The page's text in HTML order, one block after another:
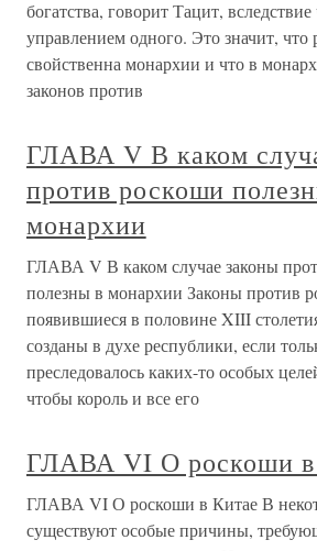
богатства, говорит Тацит,
управлением одного. Это значит, что
свойственна монархии и что в
законов против
ГЛАВА V В каком
против роскоши
монархии
ГЛАВА V В каком случае законы
полезны в монархии Законы против
появившиеся в половине XIII
созданы в духе республики, если
преследовалось каких-то особых
чтобы король и все его
ГЛАВА VI О роскоши в
ГЛАВА VI О роскоши в Китае В
существуют особые причины,